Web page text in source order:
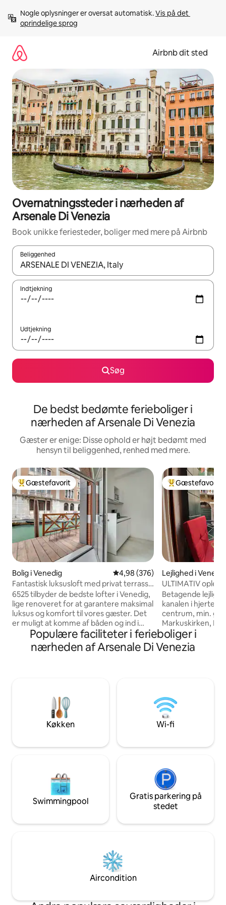
videre
Nogle oplysninger er oversat automatisk. Vis på det
oprindelige sprog
Airbnb dit sted
Overnatningssteder i nærheden af
Arsenale Di Venezia
Book unikke feriesteder, boliger med mere på Airbnb
Beliggenhed
Når resultaterne er tilgængelige, skal du navigere med
Indtjekning
Udtjekning
Søg
De bedst bedømte ferieboliger i
nærheden af Arsenale Di Venezia
Gæster er enige: Disse ophold er højt bedømt med
hensyn til beliggenhed, renhed med mere.
Bedste gæstefavorit
Gæstefavorit
Bolig i Venedig 4,98 ud af 5 i gennemsnitlig
4,98 (376)
Fantastisk luksusloft med privat terrasse
ved kanalen
6525 tilbyder de bedste lofter i Venedig,
lige renoveret for at garantere maksimal
luksus og komfort til vores gæster. Det
er muligt at komme af båden og ind i
huset takket være den smukke private
terrasse, der tilbyder plads til at spise
middag eller en cocktail, mens du ser
nærheden. Book nu for at få den ægte
venetianske oplevelse! KOMMUNENS
REGISTRERINGSKODE: M0270427215
(almindelig og godkendt struktur)
stor stue, 3 soveværelser, 2 komplette
komfort, de er lyse og rummelige. Det
første har en meget stor dobbeltseng,
og de to andre har meget komfortable
enkeltsenge. Du kan endda sætte
stor dobbeltseng. Du finder smukke og
med en komfortrækkelig sovesofa, et
nyt smart-tv og et veludstyret køkken.
Du har også adgang til den private
og i stuen finder du gardiner (de er
Bedste
Gæstefavorit
Lejlighed i
ULTIMATIV
udsigt over
Betagende
kanalen i hjertet
centrum, min.
Markuskirken,
beliggenhed til at
seværdigheder
den ægte
venetianske oplevelse! Læs
beskrivelse for
husregler og omgivelser.
M02704210598
Populære faciliteter i ferieboliger i
nærheden af Arsenale Di Venezia
Køkken Wi-fi
Swimmingpool
Gratis parkering på
stedet
Aircondition